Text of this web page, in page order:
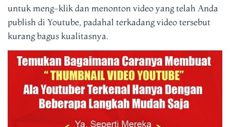
untuk meng-klik dan menonton video yang telah Anda
publish di Youtube, padahal terkadang video tersebut
kurang bagus kualitasnya.